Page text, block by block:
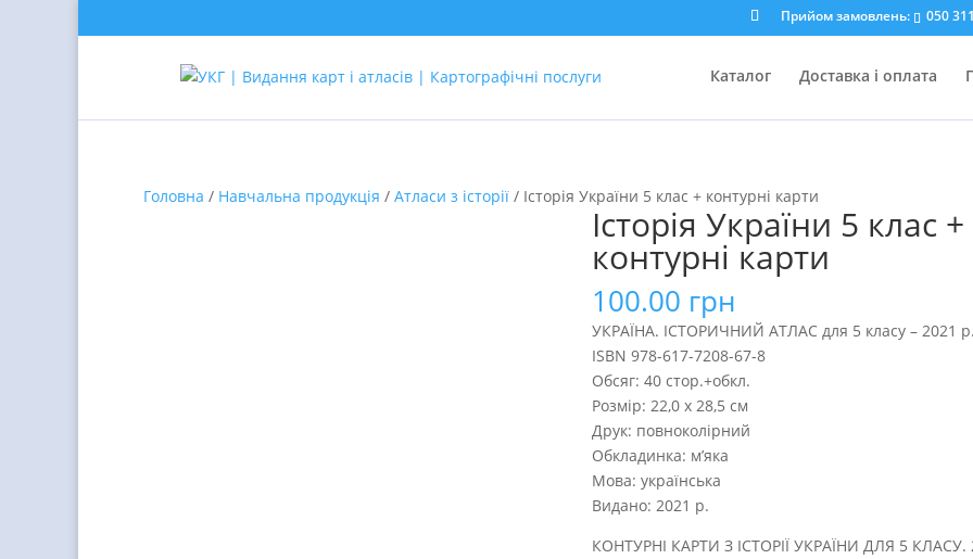
Прийом замовлень: 050
Каталог Доставка і оплата
Головна / Навчальна продукція / Атласи з історії / Історія України 5 клас + контурні карти
Історія України 5 клас +
контурні карти
100.00 грн
УКРАЇНА. ІСТОРИЧНИЙ АТЛАС для 5 класу – 2021
ISBN 978-617-7208-67-8
Обсяг: 40 стор.+обкл.
Розмір: 22,0 х 28,5 см
Друк: повноколірний
Обкладинка: м’яка
Мова: українська
Видано: 2021 р.
КОНТУРНІ КАРТИ З ІСТОРІЇ УКРАЇНИ ДЛЯ 5 КЛАСУ.